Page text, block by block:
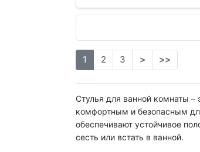
1 2 3 > >>
Стулья для ванной комнаты –
комфортным и безопасным
обеспечивают устойчивое
сесть или встать в ванной.